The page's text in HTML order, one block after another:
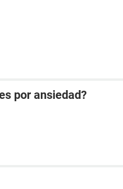
por ansiedad?